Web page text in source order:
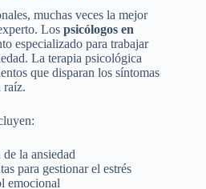
muchas veces la mejor
Los psicólogos en
especializado para trabajar
La terapia psicológica
que disparan los síntomas
raíz.
la ansiedad
para gestionar el estrés
emocional